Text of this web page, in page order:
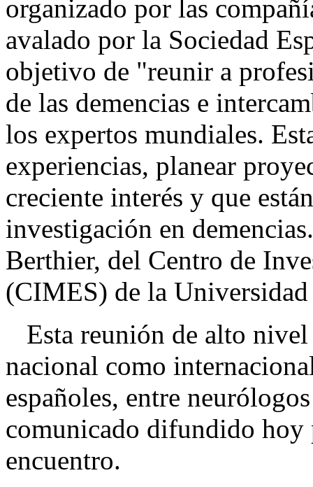
organizado por las
avalado por la Sociedad
objetivo de "reunir a
de las demencias e
los expertos mundiales.
experiencias, planear
creciente interés y que
investigación en
Berthier, del Centro de
(CIMES) de la
Esta reunión de alto
nacional como
españoles, entre
comunicado difundido hoy
encuentro.